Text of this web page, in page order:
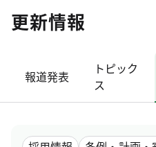
更新情報
報道発表
トピック
ス